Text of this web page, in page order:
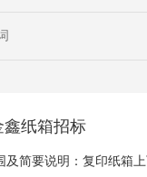
鑫纸箱招标
及简要说明：复印纸箱